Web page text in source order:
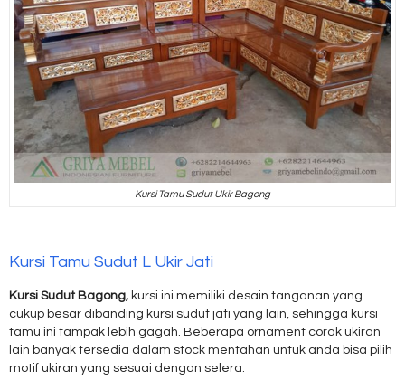
Kursi Tamu Sudut Ukir Bagong
Kursi Tamu Sudut L Ukir Jati
Kursi Sudut Bagong, kursi ini memiliki desain tanganan yang
cukup besar dibanding kursi sudut jati yang lain, sehingga kursi
tamu ini tampak lebih gagah. Beberapa ornament corak ukiran
lain banyak tersedia dalam stock mentahan untuk anda bisa pilih
motif ukiran yang sesuai dengan selera.